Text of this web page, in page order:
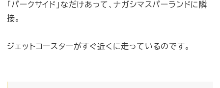
「パークサイド」なだけあって、ナガシマスパーランドに隣
接。
ジェットコースターがすぐ近くに走っているのです。